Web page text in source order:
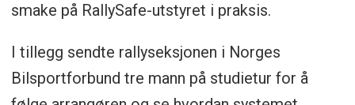
smake på RallySafe-utstyret i praksis.
I tillegg sendte rallyseksjonen i Norges
Bilsportforbund tre mann på studietur for å